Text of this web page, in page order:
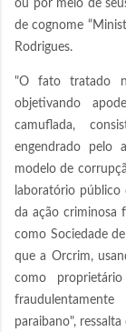
ou por meio de
de cognome
Rodrigues.
"O fato tratado
objetivando
camuflada,
engendrado pelo
modelo de
laboratório público
da ação criminosa
como Sociedade
que a Orcrim,
como
paraibano", ressalta